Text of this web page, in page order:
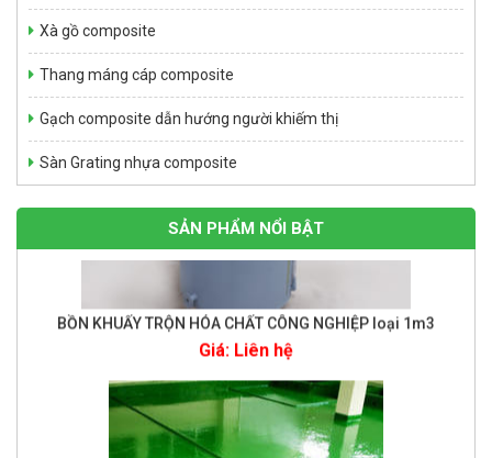
Xà gồ composite
Thang máng cáp composite
Gạch composite dẫn hướng người khiếm thị
Sàn Grating nhựa composite
SẢN PHẨM NỔI BẬT
Giá: Liên hệ